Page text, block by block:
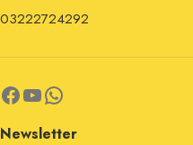
03222724292
Newsletter